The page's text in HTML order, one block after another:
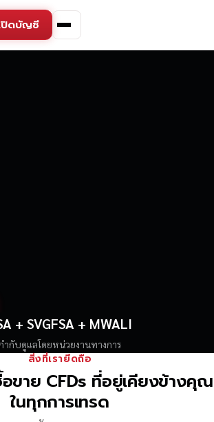
ปิดบัญชี
Multi-
+ SVGFSA + MWALI
ำกับดูแลโดยหน่วยงานทางการ
สิ่งที่เรายึดถือ
ขาย CFDs ที่อยู่เคียงข้างคุณ
ในทุกการเทรด